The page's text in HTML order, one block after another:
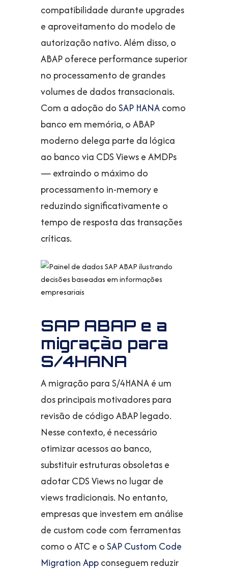
compatibilidade durante upgrades
e aproveitamento do modelo de
autorização nativo. Além disso, o
ABAP oferece performance superior
no processamento de grandes
volumes de dados transacionais.
Com a adoção doSAP HANAcomo
banco em memória, o ABAP
moderno delega parte da lógica
ao banco via CDS Views e AMDPs
— extraindo o máximo do
processamento in-memory e
reduzindo significativamente o
tempo de resposta das transações
críticas.
SAP ABAP e a
migração para
S/4HANA
A migração para S/4HANA é um
dos principais motivadores para
revisão de código ABAP legado.
Nesse contexto, é necessário
otimizar acessos ao banco,
substituir estruturas obsoletas e
adotar CDS Views no lugar de
views tradicionais. No entanto,
empresas que investem em análise
de custom code com ferramentas
como o ATC e oSAP Custom Code
Migration Appconseguem reduzir